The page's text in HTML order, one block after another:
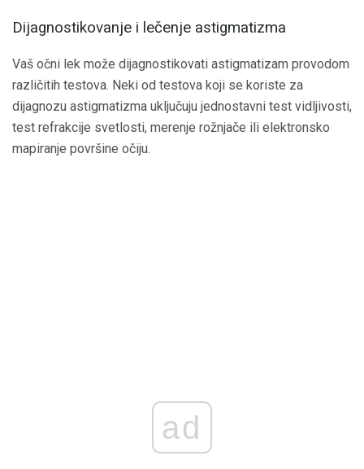
Dijagnostikovanje i lečenje astigmatizma
Vaš očni lek može dijagnostikovati astigmatizam provodom
različitih testova. Neki od testova koji se koriste za
dijagnozu astigmatizma uključuju jednostavni test vidljivosti,
test refrakcije svetlosti, merenje rožnjače ili elektronsko
mapiranje površine očiju.
ad